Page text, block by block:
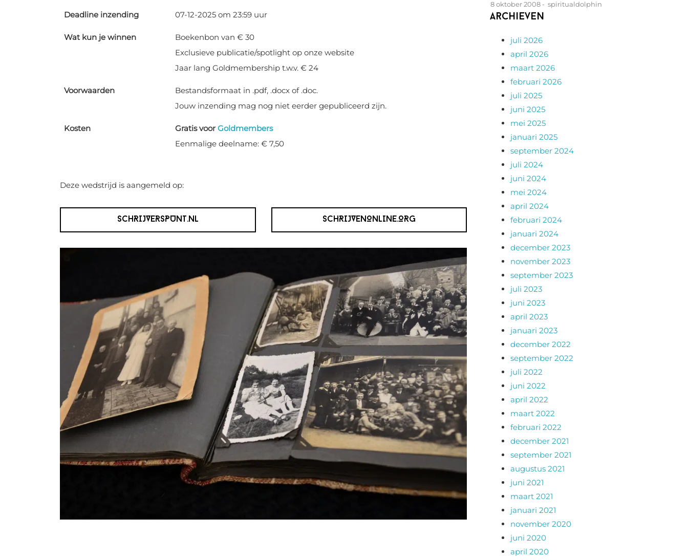
Deadline inzending 07-12-2025 om 23:59 uur
Wat kun je winnen
Boekenbon van € 30
Exclusieve publicatie/spotlight op onze website
Jaar lang Goldmembership t.w.v. € 24
Voorwaarden
Bestandsformaat in .pdf, .docx of .doc.
Jouw inzending mag nog niet eerder gepubliceerd zijn.
Kosten Gratis voor Goldmembers
Eenmalige deelname: € 7,50
Deze wedstrijd is aangemeld op:
SCHRIJVERSPUNT.NL SCHRIJVENONLINE.ORG
8 oktober 2008 - spiritualdolphin
Archieven
juli 2026
april 2026
maart 2026
februari 2026
juli 2025
juni 2025
mei 2025
januari 2025
september 2024
juli 2024
juni 2024
mei 2024
april 2024
februari 2024
januari 2024
december 2023
november 2023
september 2023
juli 2023
juni 2023
april 2023
januari 2023
december 2022
september 2022
juli 2022
juni 2022
april 2022
maart 2022
februari 2022
december 2021
september 2021
augustus 2021
juni 2021
maart 2021
januari 2021
november 2020
juni 2020
april 2020